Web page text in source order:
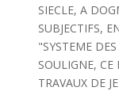
SIECLE, A
SUBJECTIFS,
"SYSTEME
SOULIGNE,
TRAVAUX DE